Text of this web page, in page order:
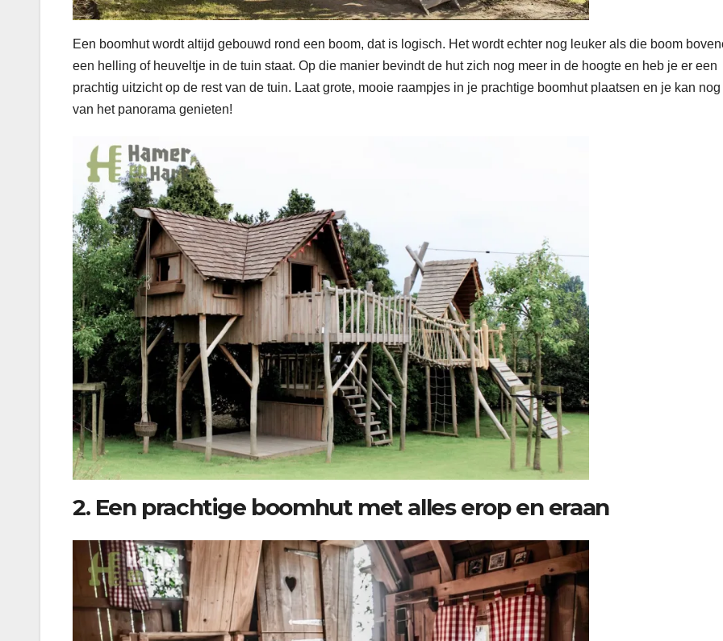
Een boomhut wordt altijd gebouwd rond een boom, dat is logisch. Het wordt echter nog leuker als die boom
een helling of heuveltje in de tuin staat. Op die manier bevindt de hut zich nog meer in de hoogte en heb je er een
prachtig uitzicht op de rest van de tuin. Laat grote, mooie raampjes in je prachtige boomhut plaatsen en je kan nog
van het panorama genieten!
2. Een prachtige boomhut met alles erop en eraan